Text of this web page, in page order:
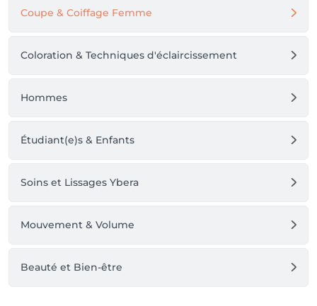
Coupe & Coiffage Femme
Coloration & Techniques d'éclaircissement
Hommes
Étudiant(e)s & Enfants
Soins et Lissages Ybera
Mouvement & Volume
Beauté et Bien-être